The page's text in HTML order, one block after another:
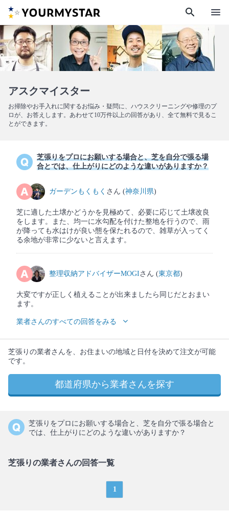
search menu
アスクマイスター
お掃除やお手入れに関するお悩み・疑問に、ハウスクリーニングや修理のプ
ロが、お答えします。あわせて10万件以上の回答があり、全て無料で見るこ
とができます。
芝張りをプロにお願いする場合と、芝を自分で張る場
合とでは、仕上がりにどのような違いがありますか？
ガーデンもくもく さん (神奈川県)
芝に適した土壌かどうかを見極めて、必要に応じて土壌改良
をします。また、均一に水勾配を付けた整地を行うので、雨
が降っても水はけが良い態を保たれるので、雑草が入ってく
る余地が非常に少ないと言えます。
整理収納アドバイザーMOGI さん (東京都)
大変ですが正しく植えることが出来ましたら同じだとおまい
ます。
業者さんのすべての回答をみる
芝張りの業者さんを、お住まいの地域と日付を決めて注文が可能
です。
都道府県から業者さんを探す
芝張りをプロにお願いする場合と、芝を自分で張る場合と
では、仕上がりにどのような違いがありますか？
芝張りの業者さんの回答一覧
1